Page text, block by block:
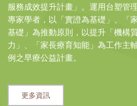
服務成效提升計畫」。運用台塑管
專家學者，以「實證為基礎」、「
基礎」為推動原則，以提升「機構
力」、「家長療育知能」為工作主
例之早療公益計畫。
更多資訊